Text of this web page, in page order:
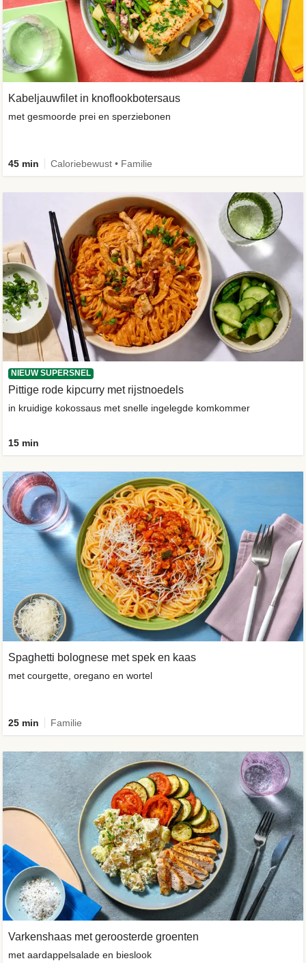
Kabeljauwfilet in knoflookbotersaus
met gesmoorde prei en sperziebonen
45 min Caloriebewust • Familie
NIEUW SUPERSNEL
Pittige rode kipcurry met rijstnoedels
in kruidige kokossaus met snelle ingelegde komkommer
15 min
Spaghetti bolognese met spek en kaas
met courgette, oregano en wortel
25 min Familie
Varkenshaas met geroosterde groenten
met aardappelsalade en bieslook